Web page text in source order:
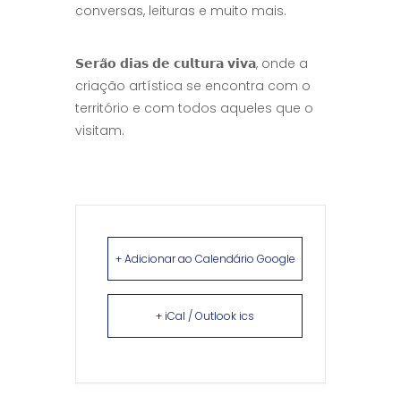
conversas, leituras e muito mais.
𝗦𝗲𝗿𝗮̃𝗼 𝗱𝗶𝗮𝘀 𝗱𝗲 𝗰𝘂𝗹𝘁𝘂𝗿𝗮 𝘃𝗶𝘃𝗮, onde a
criação artística se encontra com o
território e com todos aqueles que o
visitam.
+ Adicionar ao Calendário Google
+ iCal / Outlook ics